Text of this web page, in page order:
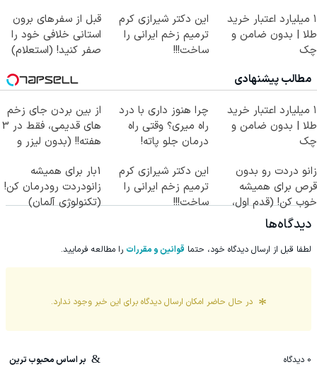
۱ میلیارد اعتبار خرید
طلا | بدون ضامن و
چک
این دکتر شیرازی کرم
ترمیم زخم ایرانی را
ساخت!!!
قبل از سفرهای برون
استانی خلافی خود را
صفر کنید! (استعلام)
مطالب پیشنهادی
۱ میلیارد اعتبار خرید
طلا | بدون ضامن و
چک
چرا هنوز داری با درد
راه میری؟ وقتی راه
درمان جلو پاته!
از بین بردن جای زخم
های قدیمی، فقط در 3
هفته!! (بدون لیزر و
زانو دردت رو بدون
قرص برای همیشه
خوب کن! (قدم اول،
پرسش‌نامه)
این دکتر شیرازی کرم
ترمیم زخم ایرانی را
ساخت!!!
1بار برای همیشه
زانودردت رودرمان کن!
(تکنولوژی آلمان)
دیدگاه‌ها
لطفا قبل از ارسال دیدگاه خود، حتما قوانین و مقررات را مطالعه فرمایید.
در حال حاضر امکان ارسال دیدگاه برای این خبر وجود ندارد.
0 دیدگاه بر اساس محبوب ترین